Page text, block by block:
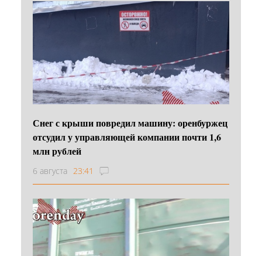
Снег с крыши повредил машину: оренбуржец
отсудил у управляющей компании почти 1,6
млн рублей
6 августа 23:41